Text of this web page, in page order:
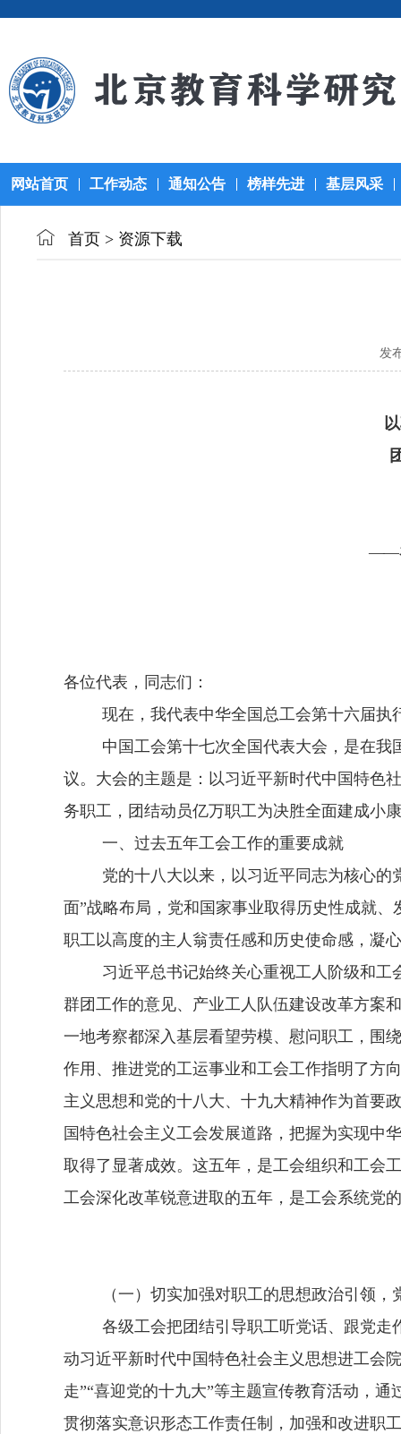
网站首页 工作动态 通知公告 榜样先进 基层风采
首页 > 资源下载
发
——
各位代表，同志们：
现在，我代表中华全国总工会第十六届
中国工会第十七次全国代表大会，是在
议。大会的主题是： 以习近平新时代中国特色
务职工，团结动员亿万职工为决胜全面建成小
一、过去五年工会工作的重要成就
党的十八大以来，以习近平同志为核心
面”战略布局，党和国家事业取得历史性成就
职工以高度的主人翁责任感和历史使命感，凝
习近平总书记始终关心重视工人阶级和
群团工作的意见、产业工人队伍建设改革方案
一地考察都深入基层看望劳模、慰问职工，围
作用、推进党的工运事业和工会工作指明了方
主义思想和党的十八大、十九大精神作为首要
国特色社会主义工会发展道路，把握为实现中
取得了显著成效。 这五年，是工会组织和工会
工会深化改革锐意进取的五年，是工会系统党
（一）切实加强对职工的思想政治引领
各级工会把团结引导职工听党话、跟党走
动习近平新时代中国特色社会主义思想进工会
走”“喜迎党的十九大”等主题宣传教育活动 ， 通
贯彻落实意识形态工作责任制，加强和改进职